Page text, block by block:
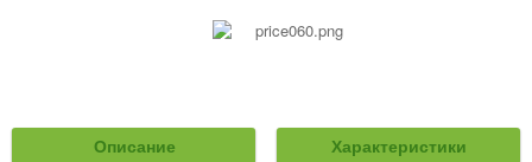
Описание Характеристики